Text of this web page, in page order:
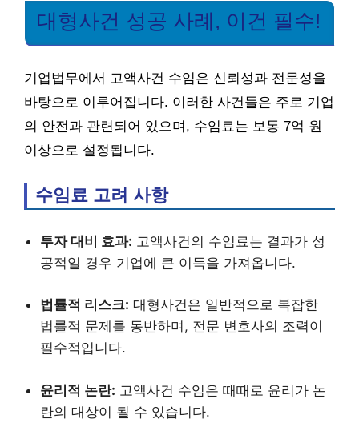
대형사건 성공 사례, 이건 필수!
기업법무에서 고액사건 수임은 신뢰성과 전문성을
바탕으로 이루어집니다. 이러한 사건들은 주로 기업
의 안전과 관련되어 있으며, 수임료는 보통 7억 원
이상으로 설정됩니다.
수임료 고려 사항
투자 대비 효과: 고액사건의 수임료는 결과가 성
공적일 경우 기업에 큰 이득을 가져옵니다.
법률적 리스크: 대형사건은 일반적으로 복잡한
법률적 문제를 동반하며, 전문 변호사의 조력이
필수적입니다.
윤리적 논란: 고액사건 수임은 때때로 윤리가 논
란의 대상이 될 수 있습니다.